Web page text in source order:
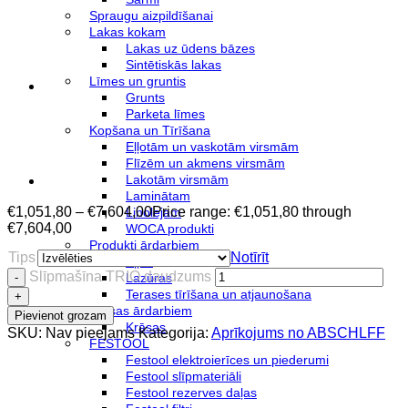
Spraugu aizpildīšanai
Lakas kokam
Lakas uz ūdens bāzes
Sintētiskās lakas
Līmes un gruntis
Grunts
Parketa līmes
Kopšana un Tīrīšana
Eļļotām un vaskotām virsmām
Flīzēm un akmens virsmām
Lakotām virsmām
Laminātam
Linolejam
WOCA produkti
Produkti ārdarbiem
Lazūras
Terases tīrīšana un atjaunošana
Krāsas ārdarbiem
Krāsas
FESTOOL
Festool elektroierīces un piederumi
Festool slīpmateriāli
Festool rezerves daļas
€1,051,80 – €7,604,00Price range: €1,051,80 through
€7,604,00
Tips
Notīrīt
Slīpmašīna TRIO daudzums
Pievienot grozam
SKU: Nav pieejams Kategorija: Aprīkojums no ABSCHLFF